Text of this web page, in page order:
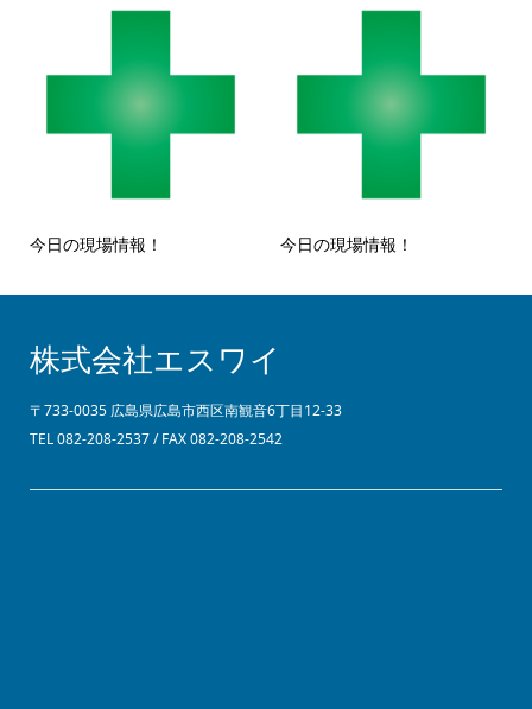
今日の現場情報！ 今日の現場情報！
株式会社エスワイ
〒733-0035 広島県広島市西区南観音6丁目12-33
TEL 082-208-2537 / FAX 082-208-2542